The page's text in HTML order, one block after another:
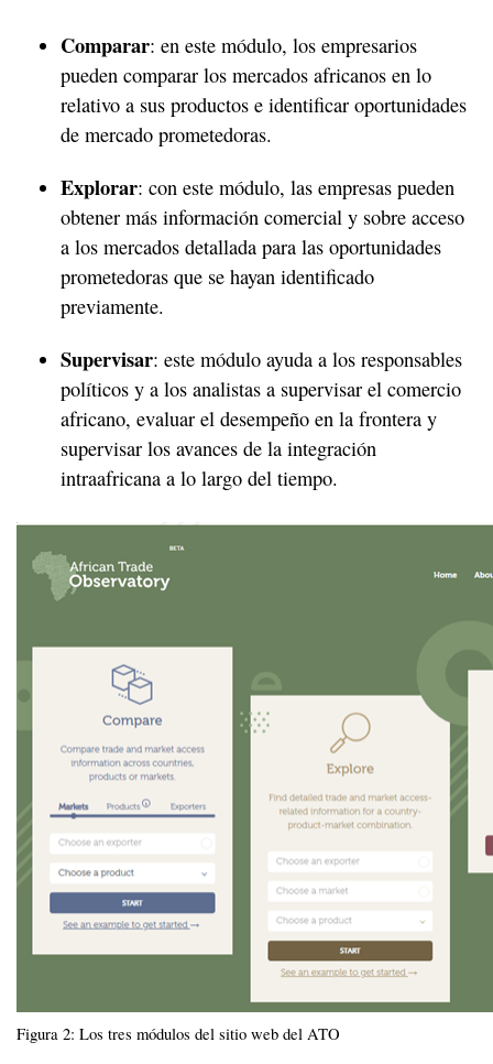
Comparar: en este módulo, los empresarios
pueden comparar los mercados africanos en lo
relativo a sus productos e identificar oportunidades
de mercado prometedoras.
Explorar: con este módulo, las empresas pueden
obtener más información comercial y sobre acceso
a los mercados detallada para las oportunidades
prometedoras que se hayan identificado
previamente.
Supervisar: este módulo ayuda a los responsables
políticos y a los analistas a supervisar el comercio
africano, evaluar el desempeño en la frontera y
supervisar los avances de la integración
intraafricana a lo largo del tiempo.
Figura 2: Los tres módulos del sitio web del ATO